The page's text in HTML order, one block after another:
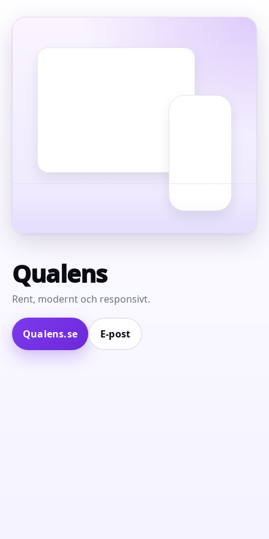
Qualens
Rent, modernt och responsivt.
Qualens.se E‑post